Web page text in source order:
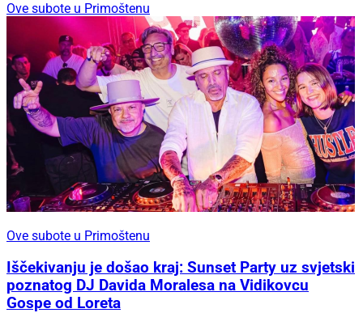
Ove subote u Primoštenu
Ove subote u Primoštenu
Iščekivanju je došao kraj: Sunset Party uz svjetski
poznatog DJ Davida Moralesa na Vidikovcu
Gospe od Loreta